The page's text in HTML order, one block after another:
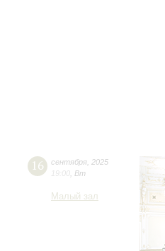
16 сентября 2025
19:00 Вт
Малый зал